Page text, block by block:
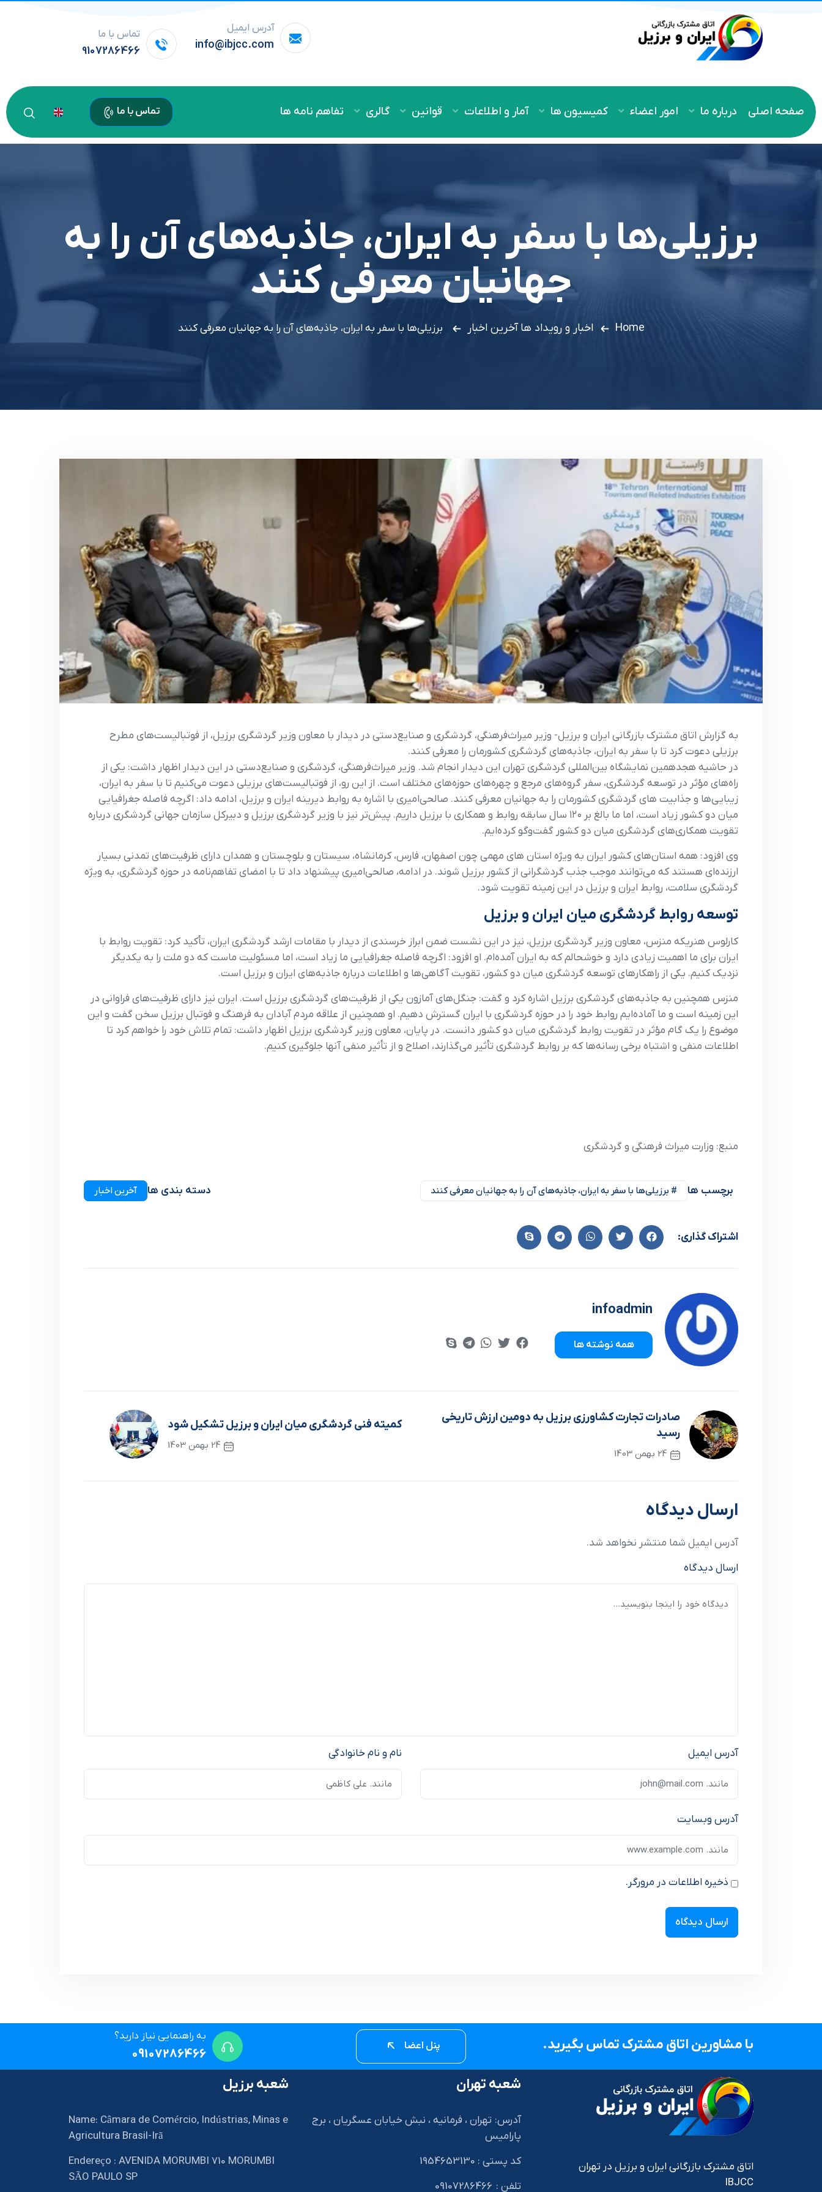
آدرس ایمیل
info@ibjcc.com
تماس با ما
9107286466
صفحه اصلی درباره ما امور اعضاء کمیسیون ها آمار و اطلاعات قوانین گالری تفاهم نامه ها تماس با ما
برزیلی‌ها با سفر به ایران، جاذبه‌های آن را به
جهانیان معرفی کنند
Home اخبار و رویداد ها آخرین اخبار برزیلی‌ها با سفر به ایران، جاذبه‌های آن را به جهانیان معرفی کنند
به گزارش اتاق مشترک بازرگانی ایران و برزیل- وزیر میراث‌فرهنگی، گردشگری و صنایع‌دستی در دیدار با معاون وزیر گردشگری برزیل، از فوتبالیست‌های مطرح
برزیلی دعوت کرد تا با سفر به ایران، جاذبه‌های گردشگری کشورمان را معرفی کنند.
در حاشیه هجدهمین نمایشگاه بین‌المللی گردشگری تهران این دیدار انجام شد. وزیر میراث‌فرهنگی، گردشگری و صنایع‌دستی در این دیدار اظهار داشت: یکی از
راه‌های مؤثر در توسعه گردشگری، سفر گروه‌های مرجع و چهره‌های حوزه‌های مختلف است. از این رو، از فوتبالیست‌های برزیلی دعوت می‌کنیم تا با سفر به ایران،
زیبایی‌ها و جذابیت های گردشگری کشورمان را به جهانیان معرفی کنند. صالحی‌امیری با اشاره به روابط دیرینه ایران و برزیل، ادامه داد: اگرچه فاصله جغرافیایی
میان دو کشور زیاد است، اما ما بالغ بر ۱۲۰ سال سابقه روابط و همکاری با برزیل داریم. پیش‌تر نیز با وزیر گردشگری برزیل و دبیرکل سازمان جهانی گردشگری درباره
تقویت همکاری‌های گردشگری میان دو کشور گفت‌وگو کرده‌ایم.
وی افزود: همه استان‌های کشور ایران به ویژه استان های مهمی چون اصفهان، فارس، کرمانشاه، سیستان و بلوچستان و همدان دارای ظرفیت‌های تمدنی بسیار
ارزنده‌ای هستند که می‌توانند موجب جذب گردشگرانی از کشور برزیل شوند. در ادامه، صالحی‌امیری پیشنهاد داد تا با امضای تفاهم‌نامه در حوزه گردشگری، به ویژه
گردشگری سلامت، روابط ایران و برزیل در این زمینه تقویت شود.
توسعه روابط گردشگری میان ایران و برزیل
کارلوس هنریکه منزس، معاون وزیر گردشگری برزیل، نیز در این نشست ضمن ابراز خرسندی از دیدار با مقامات ارشد گردشگری ایران، تأکید کرد: تقویت روابط با
ایران برای ما اهمیت زیادی دارد و خوشحالم که به ایران آمده‌ام. او افزود: اگرچه فاصله جغرافیایی ما زیاد است، اما مسئولیت ماست که دو ملت را به یکدیگر
نزدیک کنیم. یکی از راهکارهای توسعه گردشگری میان دو کشور، تقویت آگاهی‌ها و اطلاعات درباره جاذبه‌های ایران و برزیل است.
منزس همچنین به جاذبه‌های گردشگری برزیل اشاره کرد و گفت: جنگل‌های آمازون یکی از ظرفیت‌های گردشگری برزیل است. ایران نیز دارای ظرفیت‌های فراوانی در
این زمینه است و ما آماده‌ایم روابط خود را در حوزه گردشگری با ایران گسترش دهیم. او همچنین از علاقه مردم آبادان به فرهنگ و فوتبال برزیل سخن گفت و این
موضوع را یک گام مؤثر در تقویت روابط گردشگری میان دو کشور دانست. در پایان، معاون وزیر گردشگری برزیل اظهار داشت: تمام تلاش خود را خواهم کرد تا
اطلاعات منفی و اشتباه برخی رسانه‌ها که بر روابط گردشگری تأثیر می‌گذارند، اصلاح و از تأثیر منفی آنها جلوگیری کنیم.
منبع: وزارت میراث فرهنگی و گردشگری
برچسب ها # برزیلی‌ها با سفر به ایران، جاذبه‌های آن را به جهانیان معرفی کنند دسته بندی ها آخرین اخبار
اشتراک گذاری:
infoadmin
همه نوشته ها
صادرات تجارت کشاورزی برزیل به دومین ارزش تاریخی
رسید
24 بهمن 1403
کمیته فنی گردشگری میان ایران و برزیل تشکیل شود
24 بهمن 1403
ارسال دیدگاه
آدرس ایمیل شما منتشر نخواهد شد.
ارسال دیدگاه
نام و نام خانوادگی آدرس ایمیل
آدرس وبسایت
ذخیره اطلاعات در مرورگر.
با مشاورین اتاق مشترک تماس بگیرید. پنل اعضا
به راهنمایی نیاز دارید؟
09107286466
اتاق مشترک بازرگانی ایران و برزیل در تهران
IBJCC
شعبه تهران
آدرس: تهران ، فرمانیه ، نبش خیابان عسگریان ، برج
پارامیس
کد پستی : 1954653130
تلفن : 09107286466
شعبه برزیل
Name: Câmara de Comércio, Indústrias, Minas e
Agricultura Brasil-Irã
Endereço : AVENIDA MORUMBI 710 MORUMBI
SÃO PAULO SP